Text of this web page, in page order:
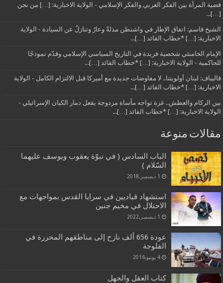
قضية المرأة بين الفكر الغربي والفكر الإسلامي - الولاية الاخبارية: […] من نحن
[…]...
الشيخ قاسم: اتفاق الإطار في واشنطن مذلةٌ وعارٌ وتنازلٌ عن السيادة - الولاية
الاخبارية: […] *خطاب القائد […]...
الإمام الخامنئي شخصية فريدة في التاريخ السياسي الإسلامي وقدّم نموذجًا
للحاكمية - الولاية الاخبارية: […] *خطاب القائد […]...
قاليباف: لبنان أولويتنا.. لا مفاوضات جديدة مع أميركا قبل الالتزام الكامل - الولاية
الاخبارية: […] *خطاب القائد […]...
بين الركام والعطش.. غزة تواجه مأساة مزدوجة بفعل دمار الكيان الإسرائيلي -
الولاية الاخبارية: […] *خطاب القائد […]...
مقالات منوعة
الباب السادس ( في نبوّة يعقوب ويوسف عليهما
السّلام )
1 ديسمبر,2018
استشهاد قياديين في سرايا القدس بمواجهات مع
الاحتلال في مخيم جنين
1 ديسمبر,2022
عودة 656 ألف نازح إلى مناطقهم المحررة في
الفلوجة
4 يونيو,2016
كتاب العقل والجهل